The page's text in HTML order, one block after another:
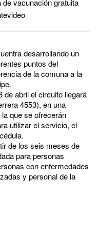
desarrollando un
puntos del
de la comuna a la
de abril el circuito llegará
4553), en una
que se ofrecerán
utilizar el servicio, el
de los seis meses de
para personas
con enfermedades
y personal de la